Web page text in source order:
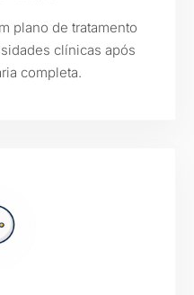
plano de tratamento
clínicas após
completa.